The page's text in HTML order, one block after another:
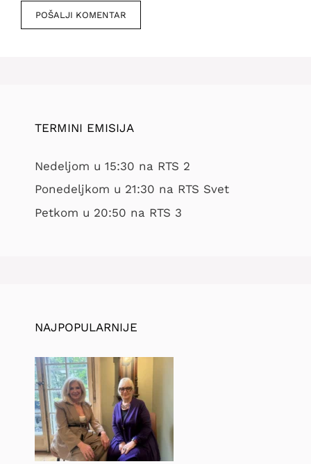
mesto
TERMINI EMISIJA
Nedeljom u 15:30 na RTS 2
Ponedeljkom u 21:30 na RTS Svet
Petkom u 20:50 na RTS 3
NAJPOPULARNIJE